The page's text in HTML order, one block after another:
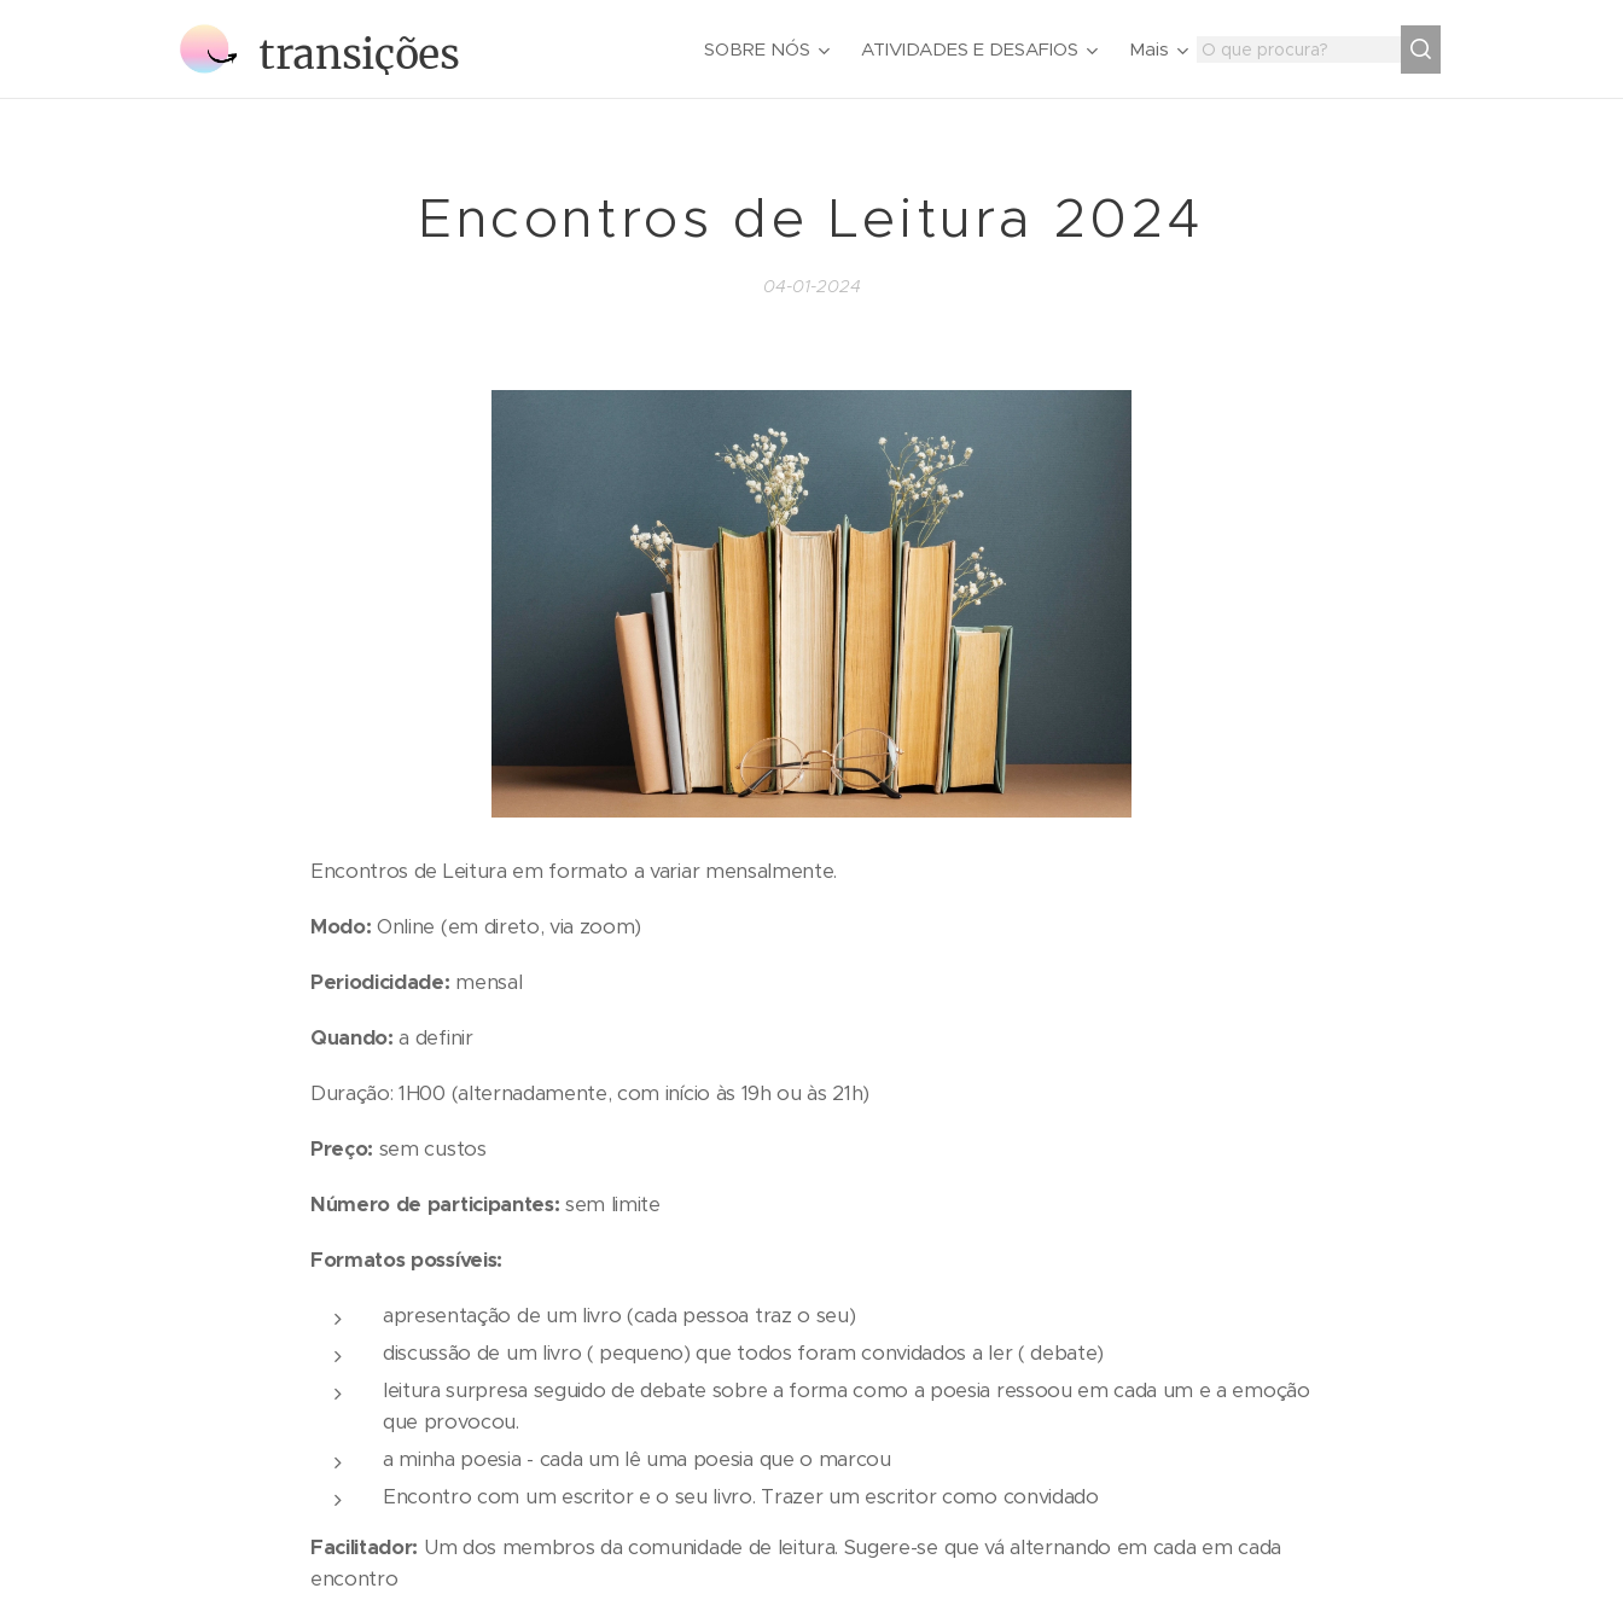
transições SOBRE NÓS ATIVIDADES E DESAFIOS Mais
Encontros de Leitura 2024
04-01-2024
Encontros de Leitura em formato a variar mensalmente.
Modo:Online (em direto, via zoom)
Periodicidade: mensal
Quando:a definir
Duração: 1H00 (alternadamente, com início às 19h ou às 21h)
Preço: sem custos
Número de participantes: sem limite
Formatos possíveis:
apresentação de um livro (cada pessoa traz o seu)
discussão de um livro ( pequeno) que todos foram convidados a ler ( debate)
leitura surpresa seguido de debate sobre a forma como a poesia ressoou em cada um e a emoção
que provocou.
a minha poesia - cada um lê uma poesia que o marcou
Encontro com um escritor e o seu livro. Trazer um escritor como convidado
Facilitador: Um dos membros da comunidade de leitura. Sugere-se que vá alternando em cada em cada
encontro